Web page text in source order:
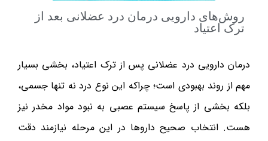
روش‌های دارویی درمان درد عضلانی بعد از
ترک اعتیاد
درمان دارویی درد عضلانی پس از ترک اعتیاد، بخشی بسیار
مهم از روند بهبودی است؛ چراکه این نوع درد نه تنها جسمی،
بلکه بخشی از پاسخ سیستم عصبی به نبود مواد مخدر نیز
هست. انتخاب صحیح داروها در این مرحله نیازمند دقت